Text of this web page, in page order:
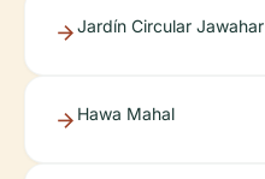
Jardín Circular Jawahar
Hawa Mahal